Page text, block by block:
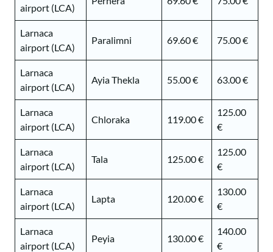
airport (LCA)
Larnaca
airport (LCA)
Paralimni 69.60 € 75.00 €
Larnaca
airport (LCA)
Ayia Thekla 55.00 € 63.00 €
Larnaca
airport (LCA)
Chloraka 119.00 €
125.00
€
Larnaca
airport (LCA)
Tala 125.00 €
125.00
€
Larnaca
airport (LCA)
Lapta 120.00 €
130.00
€
Larnaca
airport (LCA)
Peyia 130.00 €
140.00
€